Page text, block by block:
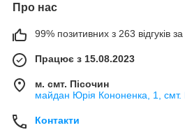
Про нас
99% позитивних з 263 відгуків за
Працює з 15.08.2023
м. смт. Пісочин
майдан Юрія Кононенка, 1, смт.
Контакти